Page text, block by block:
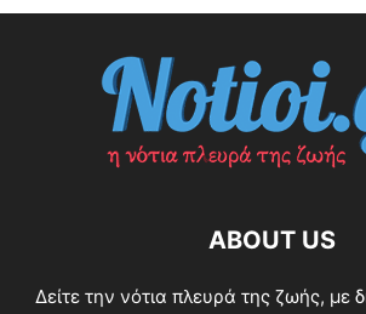
ABOUT US
Δείτε την νότια πλευρά της ζωής, με